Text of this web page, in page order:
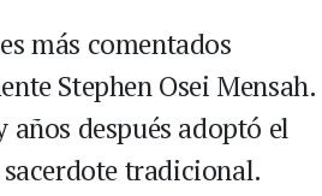
más comentados
Stephen Osei Mensah.
años después adoptó el
tradicional.